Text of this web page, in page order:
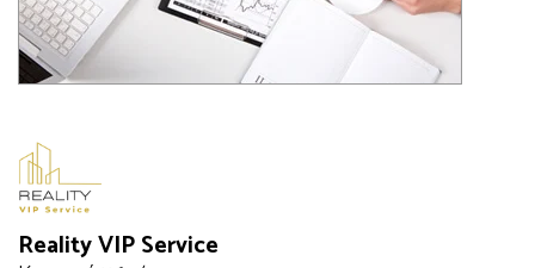
Reality VIP Service